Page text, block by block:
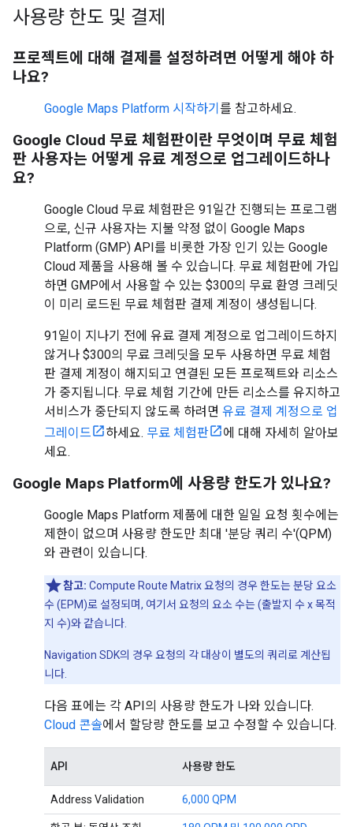
사용량 한도 및 결제
프로젝트에 대해 결제를 설정하려면 어떻게 해야 하
나요?
Google Maps Platform 시작하기 를 참고하세요.
Google Cloud 무료 체험판이란 무엇이며 무료 체험
판 사용자는 어떻게 유료 계정으로 업그레이드하나
요?
Google Cloud 무료 체험판은 91일간 진행되는 프로그램
으로, 신규 사용자는 지불 약정 없이 Google Maps
Platform (GMP) API를 비롯한 가장 인기 있는 Google
Cloud 제품을 사용해 볼 수 있습니다. 무료 체험판에 가입
하면 GMP에서 사용할 수 있는 $300의 무료 환영 크레딧
이 미리 로드된 무료 체험판 결제 계정이 생성됩니다.
91일이 지나기 전에 유료 결제 계정으로 업그레이드하지
않거나 $300의 무료 크레딧을 모두 사용하면 무료 체험
판 결제 계정이 해지되고 연결된 모든 프로젝트와 리소스
가 중지됩니다. 무료 체험 기간에 만든 리소스를 유지하고
서비스가 중단되지 않도록 하려면 유료 결제 계정으로 업
그레이드
하세요. 무료 체험판
에 대해 자세히 알아보
세요.
Google Maps Platform에 사용량 한도가 있나요?
Google Maps Platform 제품에 대한 일일 요청 횟수에는
제한이 없으며 사용량 한도만 최대 '분당 쿼리 수'(QPM)
와 관련이 있습니다.
참고: Compute Route Matrix 요청의 경우 한도는 분당 요소
수 (EPM)로 설정되며, 여기서 요청의 요소 수는 (출발지 수 x 목적
지 수)와 같습니다.
Navigation SDK의 경우 요청의 각 대상이 별도의 쿼리로 계산됩
니다.
다음 표에는 각 API의 사용량 한도가 나와 있습니다.
Cloud 콘솔에서 할당량 한도를 보고 수정할 수 있습니다.
API 사용량 한도
Address Validation 6,000 QPM